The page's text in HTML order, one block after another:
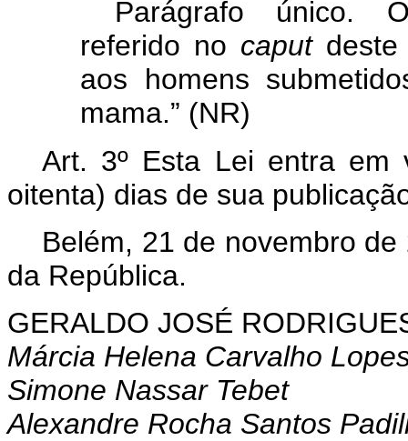
Parágrafo único.
referido no caputdeste
aos homens
mama.” (NR)
Art. 3º Esta Lei entra em
oitenta) dias de sua
Belém, 21 de novembro
da República.
GERALDO JOSÉ
Márcia Helena Carvalho
Simone Nassar Tebet
Alexandre Rocha Santos